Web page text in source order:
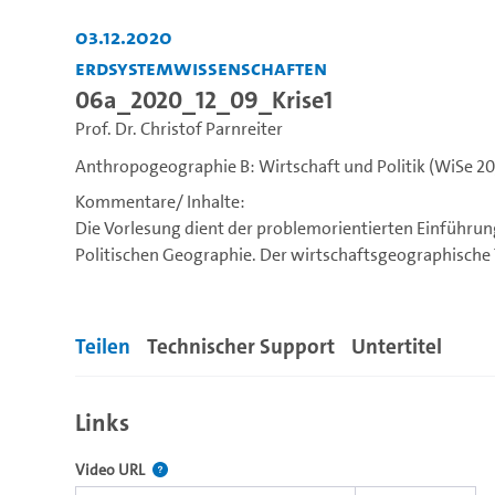
03.12.2020
Erdsystemwissenschaften
06a_2020_12_09_Krise1
Prof. Dr. Christof Parnreiter
Anthropogeographie B: Wirtschaft und Politik (WiSe
Kommentare/ Inhalte:
Die Vorlesung dient der problemorientierten
Politischen Geographie. Der
Unternehmen; globalen ökonomischen
politischen Geographie thematisiert, die sich unter
(weltweiten) Regulierungsfragen und den damit
Einführender Überblick in Inhalte und typische
Geographie. Erwerb grundlegender Kenntnisse und
bei raumwirtschaftlichen Strukturen, Prozessen und
Teilen Technischer Support Untertitel
Links
Video URL Der Link zu diesem Video.